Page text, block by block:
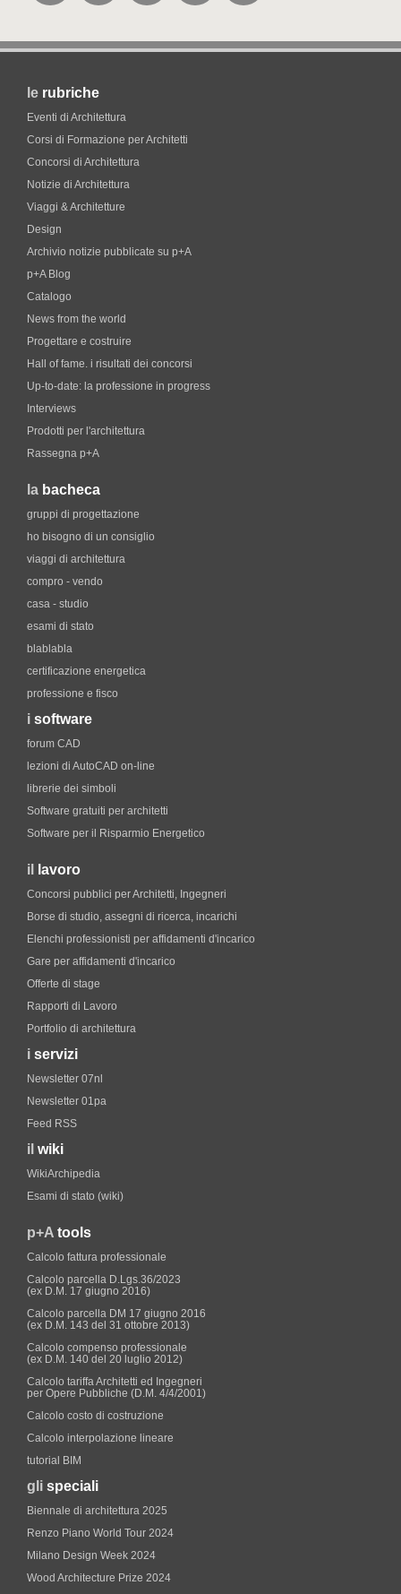
le rubriche
Eventi di Architettura
Corsi di Formazione per Architetti
Concorsi di Architettura
Notizie di Architettura
Viaggi & Architetture
Design
Archivio notizie pubblicate su p+A
p+A Blog
Catalogo
News from the world
Progettare e costruire
Hall of fame. i risultati dei concorsi
Up-to-date: la professione in progress
Interviews
Prodotti per l'architettura
Rassegna p+A
la bacheca
gruppi di progettazione
ho bisogno di un consiglio
viaggi di architettura
compro - vendo
casa - studio
esami di stato
blablabla
certificazione energetica
professione e fisco
i software
forum CAD
lezioni di AutoCAD on-line
librerie dei simboli
Software gratuiti per architetti
Software per il Risparmio Energetico
il lavoro
Concorsi pubblici per Architetti, Ingegneri
Borse di studio, assegni di ricerca, incarichi
Elenchi professionisti per affidamenti d'incarico
Gare per affidamenti d'incarico
Offerte di stage
Rapporti di Lavoro
Portfolio di architettura
i servizi
Newsletter 07nl
Newsletter 01pa
Feed RSS
il wiki
WikiArchipedia
Esami di stato (wiki)
p+A tools
Calcolo fattura professionale
Calcolo parcella D.Lgs.36/2023
(ex D.M. 17 giugno 2016)
Calcolo parcella DM 17 giugno 2016
(ex D.M. 143 del 31 ottobre 2013)
Calcolo compenso professionale
(ex D.M. 140 del 20 luglio 2012)
Calcolo tariffa Architetti ed Ingegneri
per Opere Pubbliche (D.M. 4/4/2001)
Calcolo costo di costruzione
Calcolo interpolazione lineare
tutorial BIM
gli speciali
Biennale di architettura 2025
Renzo Piano World Tour 2024
Milano Design Week 2024
Wood Architecture Prize 2024